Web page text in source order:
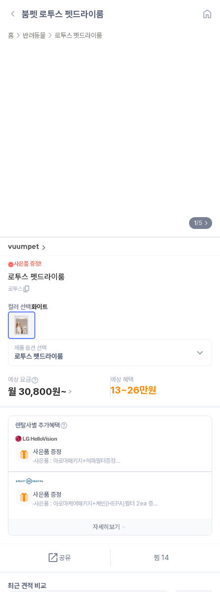
붐펫 로투스 펫드라이룸
홈 반려동물 로투스 펫드라이룸
1/5
사은품 증정!
로투스 펫드라이룸
로투스
컬러 선택화이트
제품 옵션 선택
로투스 펫드라이룸
예상 요금
월 30,800원~
예상 혜택
13~26만원
렌탈사별 추가혜택
사은품 증정
사은품 : 아로마패키지+헤파필터증정
사은품 증정
사은품 : 아로마케어패키지+캐빈(HEPA)필터 2ea 증정
자세히보기
공유 찜 14
최근 견적 비교